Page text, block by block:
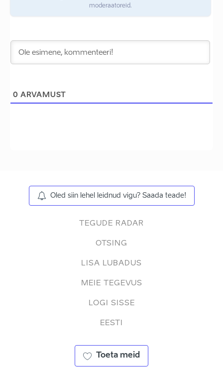
moderaatoreid.
0 ARVAMUST
Oled siin lehel leidnud vigu? Saada teade!
TEGUDE RADAR
OTSING
LISA LUBADUS
MEIE TEGEVUS
LOGI SISSE
EESTI
Toeta meid